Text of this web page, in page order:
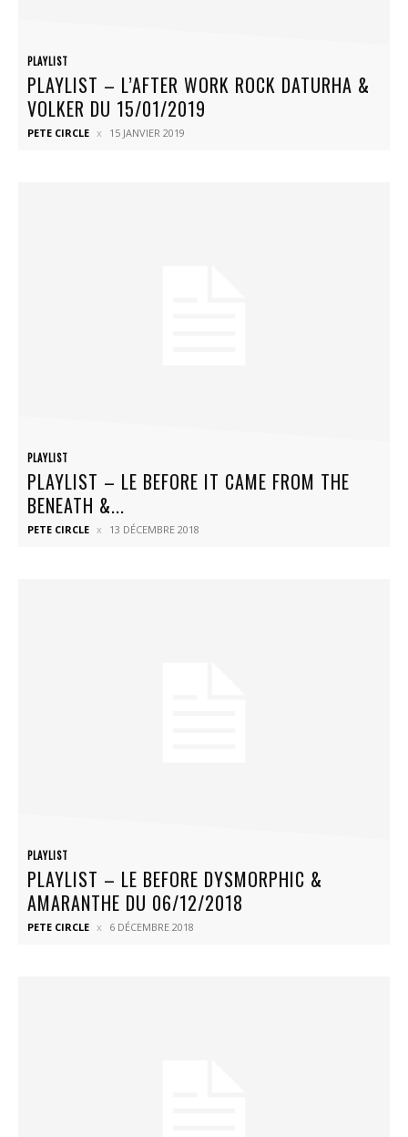
PLAYLIST
PLAYLIST – L’AFTER WORK ROCK DATURHA &
VOLKER DU 15/01/2019
PETE CIRCLE 15 JANVIER 2019
PLAYLIST
PLAYLIST – LE BEFORE IT CAME FROM THE
BENEATH &...
PETE CIRCLE 13 DÉCEMBRE 2018
PLAYLIST
PLAYLIST – LE BEFORE DYSMORPHIC &
AMARANTHE DU 06/12/2018
PETE CIRCLE 6 DÉCEMBRE 2018